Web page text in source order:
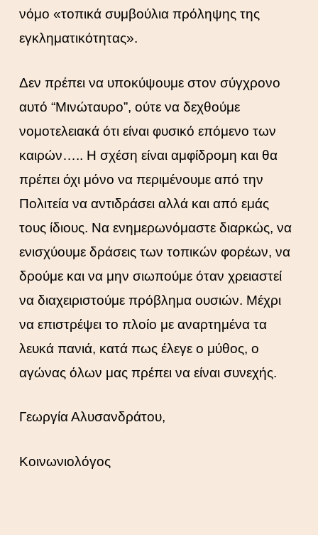
νόμο «τοπικά συμβούλια πρόληψης της
εγκληματικότητας».
Δεν πρέπει να υποκύψουμε στον σύγχρονο
αυτό “Μινώταυρο”, ούτε να δεχθούμε
νομοτελειακά ότι είναι φυσικό επόμενο των
καιρών….. Η σχέση είναι αμφίδρομη και θα
πρέπει όχι μόνο να περιμένουμε από την
Πολιτεία να αντιδράσει αλλά και από εμάς
τους ίδιους. Να ενημερωνόμαστε διαρκώς, να
ενισχύουμε δράσεις των τοπικών φορέων, να
δρούμε και να μην σιωπούμε όταν χρειαστεί
να διαχειριστούμε πρόβλημα ουσιών. Μέχρι
να επιστρέψει το πλοίο με αναρτημένα τα
λευκά πανιά, κατά πως έλεγε ο μύθος, ο
αγώνας όλων μας πρέπει να είναι συνεχής.
Γεωργία Αλυσανδράτου,
Κοινωνιολόγος